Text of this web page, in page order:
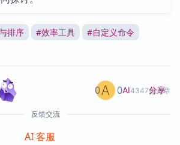
排序 #效率工具 #自定义命令
AI4347篇文章
0 0 分享
反馈交流
AI 客服